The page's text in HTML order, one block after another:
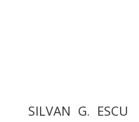
SILVAN G. ESCU